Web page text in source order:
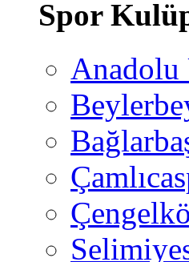
Spor
Anadolu